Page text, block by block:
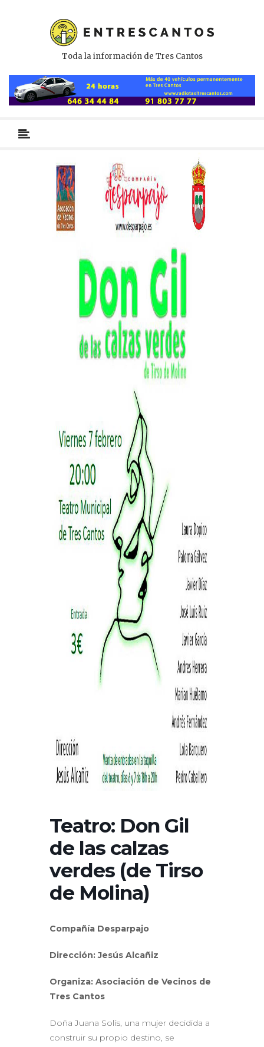
Toda la información de Tres Cantos
primario
Teatro: Don Gil
de las calzas
verdes (de Tirso
de Molina)
Compañía Desparpajo
Dirección: Jesús Alcañiz
Organiza: Asociación de Vecinos de
Tres Cantos
Doña Juana Solís, una mujer decidida a
construir su propio destino, se